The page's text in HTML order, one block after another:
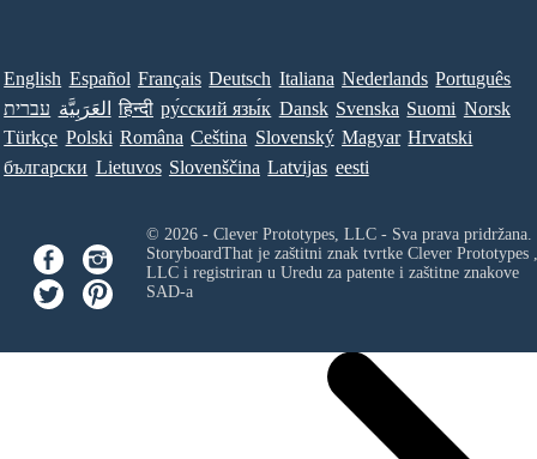
English Español Français Deutsch Italiana Nederlands Português
עברית العَرَبِيَّة हिन्दी ру́сский язы́к Dansk Svenska Suomi Norsk
Türkçe Polski Româna Ceština Slovenský Magyar Hrvatski
български Lietuvos Slovenščina Latvijas eesti
© 2026 - Clever Prototypes, LLC - Sva prava pridržana.
StoryboardThat je zaštitni znak tvrtke Clever Prototypes ,
LLCi registriran u Uredu za patente i zaštitne znakove
SAD-a